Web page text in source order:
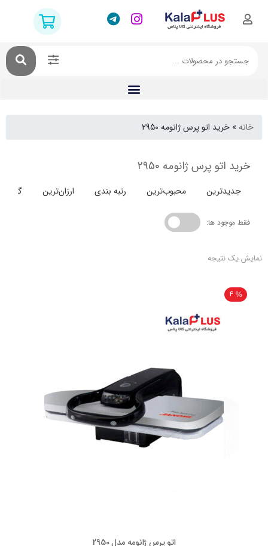
خرید اتو پرس ژانومه 2950
پرس ژانومه 2950
محبوب‌ترین رتبه بندی ارزان‌ترین گران‌ترین
ها:
نتیجه
اتو پرس ژانومه مدل 2950